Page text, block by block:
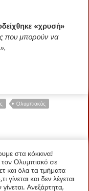
«χρυσή»
που μπορούν να
Ολυμπιακός
στα κόκκινα!
Ολυμπιακό σε
και όλα τα τμήματα
γίνεται και δεν λέγεται
γίνεται. Ανεξάρτητα,